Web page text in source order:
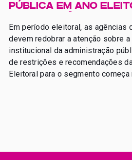
PÚBLICA EM ANO
SABER?
Em período eleitoral, as agências
devem redobrar a atenção sobre
institucional da administração
de restrições e recomendações
Eleitoral para o segmento começa